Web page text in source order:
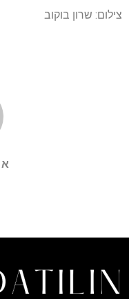
צילום: שרון בוקוב